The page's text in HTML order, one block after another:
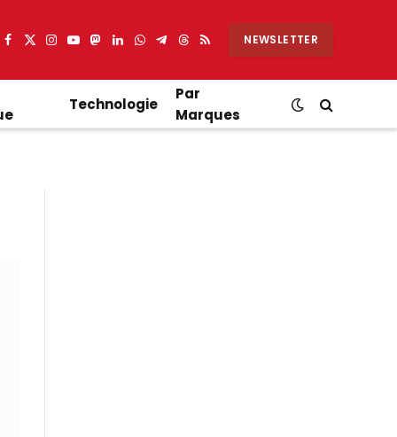
Facebook
X
Instagram
YouTube
Mastodon
LinkedIn
WhatsApp
Partager
Telegram
Threads
RSS NEWSLETTER
Technologie
Par
Marques